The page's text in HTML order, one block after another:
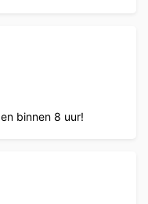
binnen 8 uur!